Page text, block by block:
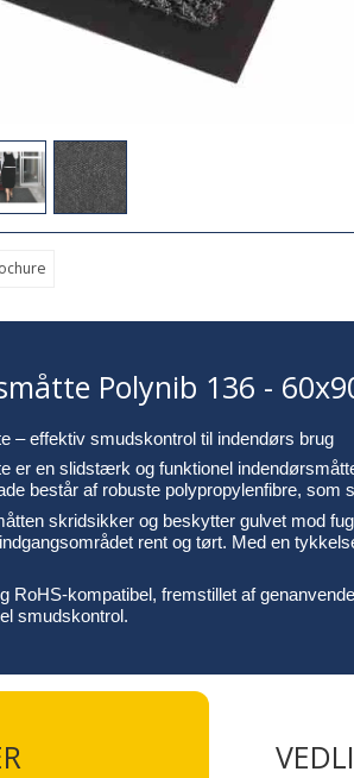
Polynib 136 -
– effektiv smudskontrol til indendørs brug
er en slidstærk og funktionel
består af robuste polypropylenfibre,
skridsikker og beskytter gulvet mod
rent og tørt. Med en
RoHS-kompatibel, fremstillet af
smudskontrol.